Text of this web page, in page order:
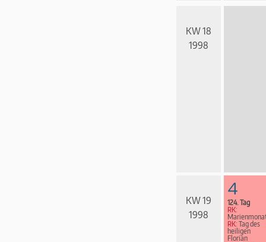
KW 18
1998
KW 19
1998
4
124. Tag
RK:
RK: Tag des
heiligen
Florian